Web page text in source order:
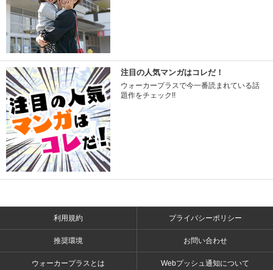
注目の人気マンガはコレだ！
ウォーカープラスで今一番読まれている話
題作をチェック!!
利用規約 プライバシーポリシー
推奨環境 お問い合わせ
ウォーカープラスとは Webプッシュ通知について